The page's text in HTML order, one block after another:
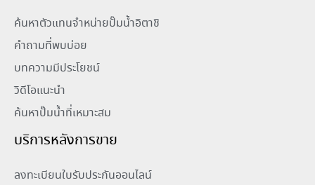
ค้นหาตัวแทนจำหน่ายปั๊มน้ำอิตาชิ
คำถามที่พบบ่อย
บทความมีประโยชน์
วิดีโอแนะนำ
ค้นหาปั๊มน้ำที่เหมาะสม
บริการหลังการขาย
ลงทะเบียนใบรับประกันออนไลน์